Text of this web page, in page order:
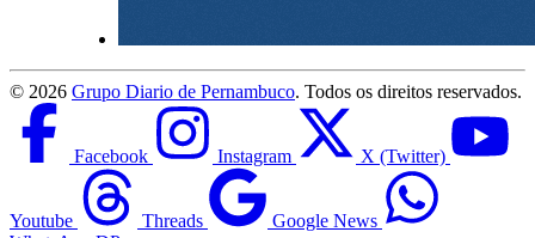
© 2026 Grupo Diario de Pernambuco. Todos os direitos reservados.
Facebook Instagram X (Twitter)
Youtube Threads
Google News